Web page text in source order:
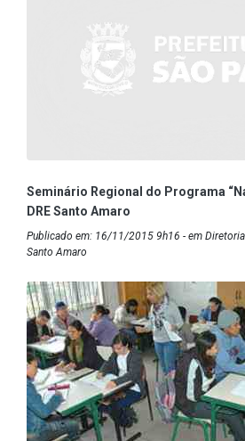
Seminário Regional do Programa
DRE Santo Amaro
Publicado em: 16/11/2015 9h16 - em Diretoria
Santo Amaro